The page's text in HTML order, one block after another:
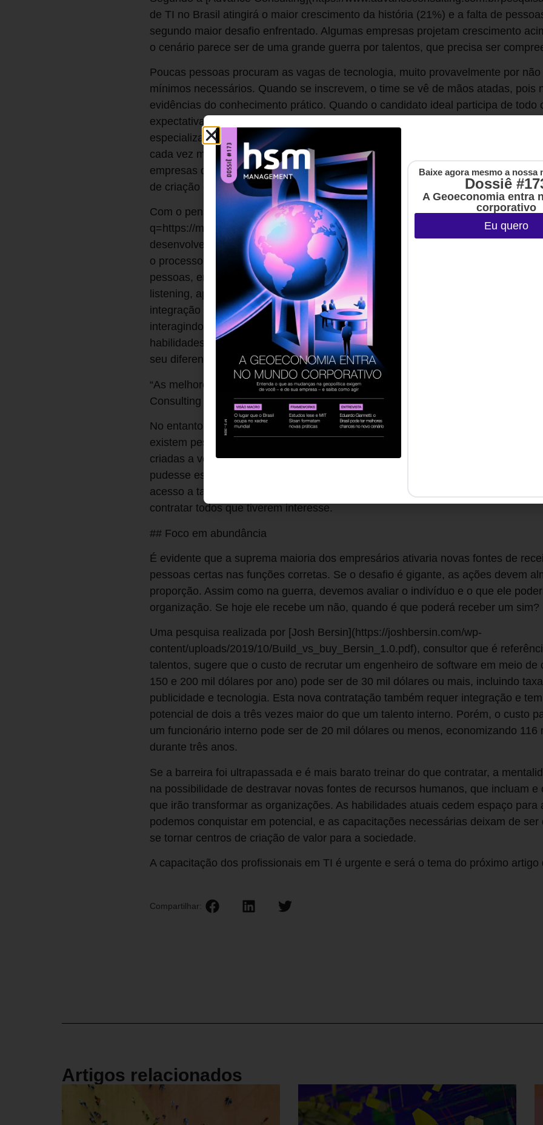
de TI no Brasil atingirá o maior crescimento da história (21%) e a falta de
segundo maior desafio enfrentado. Algumas empresas projetam crescimento
o cenário parece ser de uma grande guerra por talentos, que precisa ser
Poucas pessoas procuram as vagas de tecnologia, muito provavelmente por
mínimos necessários. Quando se inscrevem, o time se vê de mãos atadas, pois
evidências do conhecimento prático. Quando o candidato ideal participa de todo
expectativas de remuneração sejam muito superiores ao orçamento aprovado.
especializaram no, já famoso, “rouba monte”, que diz respeito à prática
cada vez mais altos para cumprir com o planejado, trazendo riscos operacionais
empresas de menor porte. Ao final, salários são inflacionados deliberadamente
de criação de novas oportunidades para quem necessita seja sequer avaliada.
Com o pensamento [fixo na escassez](https://www.google.com/url?
q=https://mitsloanreview.com.br/post/por-que-esta-tao-dificil-contratar-
o processo de recrutamento e seleção (R&S) foi especializado a tal ponto que,
pessoas, empresas investiram grandes quantias em softwares que trazem
listening, applicant tracking system, inteligência artificial e aprendizado de
integração interessante de ferramentas que ajudam a captar um volume maior
interagindo com a marca, seus conteúdos e testes comportamentais, podem
habilidades necessárias. Quem obtém êxito, muitas vezes contrata além do
seu diferencial competitivo: tech é poder.
“As melhores organizações em contratação crescem 3 vezes mais rápido do
Consulting Group.
No entanto, este processo moderno também está quebrado. Isso porque parte
existem pessoas prontas para executar as atividades empresariais. Veja, se as
criadas a velocidades sem precedentes, porque deveríamos esperar que o lento
pudesse estar à par da demanda? Faz-se necessário pensar o que acontece a
acesso a tais ferramentas só é possível para grandes empresas, que irão varrer
contratar todos que tiverem interesse.
## Foco em abundância
É evidente que a suprema maioria dos empresários ativaria novas fontes de
pessoas certas nas funções corretas. Se o desafio é gigante, as ações devem
proporção. Assim como na guerra, devemos avaliar o indivíduo e o que ele
organização. Se hoje ele recebe um não, quando é que poderá receber um sim?
Uma pesquisa realizada por [Josh Bersin](https://joshbersin.com/wp-
content/uploads/2019/10/Build_vs_buy_Bersin_1.0.pdf), consultor que é
talentos, sugere que o custo de recrutar um engenheiro de software em meio de
150 e 200 mil dólares por ano) pode ser de 30 mil dólares ou mais, incluindo
publicidade e tecnologia. Esta nova contratação também requer integração e
potencial de dois a três vezes maior do que um talento interno. Porém, o custo
um funcionário interno pode ser de 20 mil dólares ou menos, economizando 116
durante três anos.
Se a barreira foi ultrapassada e é mais barato treinar do que contratar, a
na possibilidade de destravar novas fontes de recursos humanos, que incluam e
que irão transformar as organizações. As habilidades atuais cedem espaço para
podemos conquistar em potencial, e as capacitações necessárias deixam de
se tornar centros de criação de valor para a sociedade.
A capacitação dos profissionais em TI é urgente e será o tema do próximo artigo
Compartilhar:
Artigos relacionados
Baixe agora mesmo a nossa
Dossiê
A Geoeconomia entra
corporativo
Eu quero